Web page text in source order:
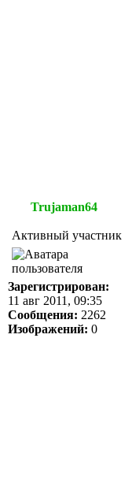
Trujaman64
Активный участник
Зарегистрирован:
11 авг 2011, 09:35
Сообщения: 2262
Изображений: 0